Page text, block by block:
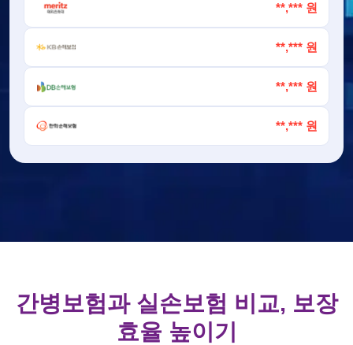
**,*** 원
**,*** 원
**,*** 원
**,*** 원
간병보험과 실손보험 비교, 보장
효율 높이기